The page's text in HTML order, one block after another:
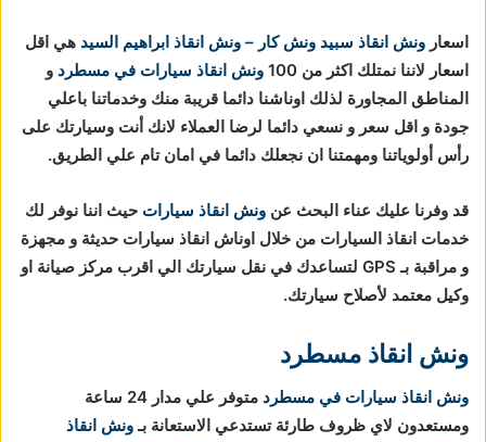
اسعار ونش انقاذ سبيد ونش كار – ونش انقاذ ابراهيم السيد هي اقل
اسعار لاننا نمتلك اكثر من 100
ونش انقاذ سيارات في مسطرد و
المناطق المجاورة لذلك اوناشنا دائما قريبة منك وخدماتنا باعلي
جودة و اقل سعر و نسعي دائما لرضا العملاء لانك أنت وسيارتك على
رأس أولوياتنا ومهمتنا ان نجعلك دائما في امان تام علي الطريق.
قد وفرنا عليك عناء البحث عن ونش انقاذ سيارات حيث اننا نوفر لك
خدمات انقاذ السيارات من خلال اوناش انقاذ سيارات حديثة و مجهزة
و مراقبة بـ GPS لتساعدك في نقل سيارتك الي اقرب مركز صيانة او
وكيل معتمد لأصلاح سيارتك.
ونش انقاذ مسطرد
ونش انقاذ سيارات في مسطرد
متوفر علي مدار 24 ساعة
ومستعدون لاي ظروف طارئة تستدعي الاستعانة بـونش انقاذ